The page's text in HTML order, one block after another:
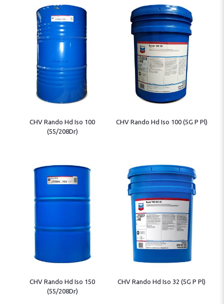
CHV Rando Hd Iso 100
(55/208Dr)
CHV Rando Hd Iso 100 (5G P Pl)
CHV Rando Hd Iso 150
(55/208Dr)
CHV Rando Hd Iso 32 (5G P Pl)